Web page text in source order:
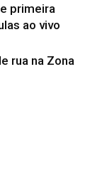
primeira
ao vivo
rua na Zona